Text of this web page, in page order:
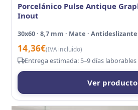
Porcelánico Pulse Antique
Inout
30x60 · 8,7 mm · Mate · Antideslizante
14,36€(IVA incluido)
Entrega estimada: 5–9 días laborables
Ver producto